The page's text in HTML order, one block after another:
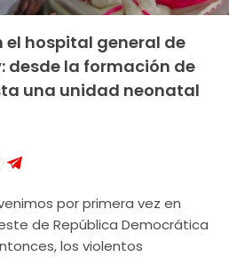
el hospital general de
desde la formación de
una unidad neonatal
por primera vez en
de República Democrática
los violentos